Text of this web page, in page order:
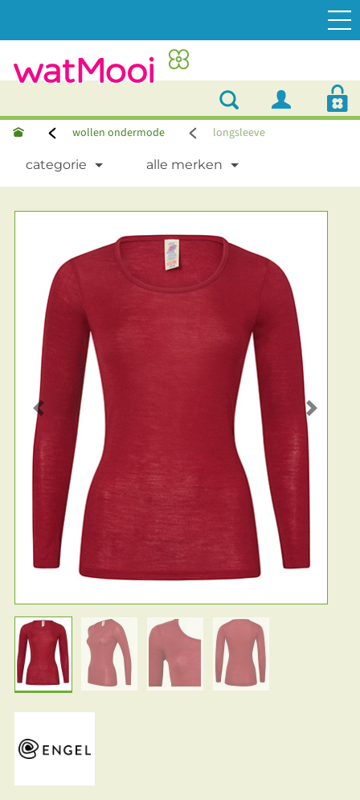
wollen ondermode longsleeve
categorie alle merken
Previous Next